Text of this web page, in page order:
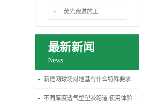
荧光跑道施工
最新新闻
News
新建网球场对地基有什么特殊要求？平整度、排水坡度标准是多少
不同厚度透气型塑胶跑道 使用体验差异全解析